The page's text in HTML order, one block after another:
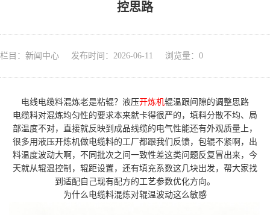
控思路
栏目：新闻中心 发布时间：2026-06-11 浏览量： 0
电线电缆料混炼老是粘辊？液压开炼机辊温跟间隙的调整思路
电缆料对混炼均匀性的要求本来就卡得很严的，填料分散不均、局
部温度不对，直接就反映到成品线缆的电气性能还有外观质量上，
很多用液压开炼机做电缆料的工厂都跟我们反馈，包辊不紧啊，出
料温度波动大啊，不同批次之间一致性差这类问题反复冒出来，今
天就从辊温控制，辊距设置，还有填充系数这几块出发，帮大家找
到适配自己现有配方的工艺参数优化方向。
为什么电缆料混炼对辊温波动这么敏感